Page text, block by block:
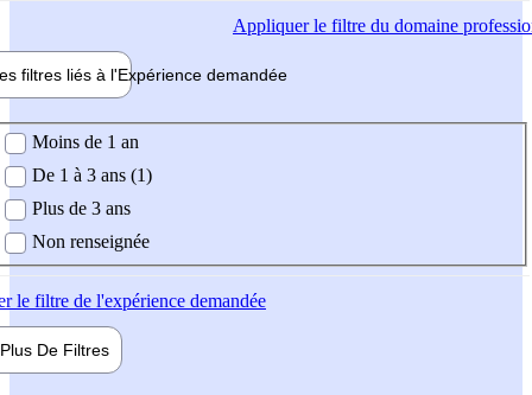
Appliquerle filtre du domaine
filtres liés à l'Expérience demandée
demandée
Moins de 1 an
De 1 à 3 ans (1)
Plus de 3 ans
Non renseignée
le filtre de l'expérience demandée
Plus De Filtres